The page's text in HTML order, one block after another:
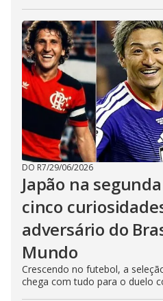
DO R7/29/06/2026
Japão na
cinco
adversário do
Mundo
Crescendo no futebol, a
chega com tudo para o duelo